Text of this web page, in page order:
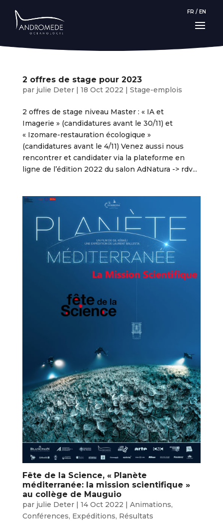
FR / EN
2 offres de stage pour 2023
par julie Deter| 18 Oct 2022 | Stage-emplois
2 offres de stage niveau Master : « IA et
Imagerie » (candidatures avant le 30/11) et
« Izomare-restauration écologique »
(candidatures avant le 4/11) Venez aussi nous
rencontrer et candidater via la plateforme en
ligne de l’édition 2022 du salon AdNatura -> rdv...
Fête de la Science, « Planète
méditerranée: la mission scientifique »
au collège de Mauguio
par julie Deter| 14 Oct 2022 | Animations,
Conférences, Expéditions, Résultats